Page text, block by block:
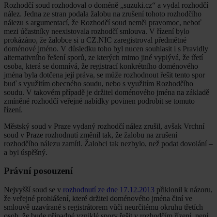
Rozhodčí soud rozhodoval o doméně „suzuki.cz“ a vydal rozhodčí
nález. Jedna ze stran podala žalobu na zrušení tohoto rozhodčího
nálezu s argumentací, že Rozhodčí soud neměl pravomoc, neboť
mezi účastníky neexistovala rozhodčí smlouva. V řízení bylo
prokázáno, že žalobce si u CZ.NIC zaregistroval předmětné
doménové jméno. V důsledku toho byl nucen souhlasit i s Pravidly
alternativního řešení sporů, ze kterých mimo jiné vyplývá, že třetí
osoba, která se domnívá, že registrací konkrétního doménového
jména byla dotčena její práva, se může rozhodnout řešit tento spor
buď s využitím obecného soudu, nebo s využitím Rozhodčího
soudu. V takovém případě je držitel doménového jména na základě
zmíněné rozhodčí veřejné nabídky povinen podrobit se tomuto
řízení.
Městský soud v Praze vydaný rozhodčí nález zrušil, avšak Vrchní
soud v Praze rozhodnutí změnil tak, že žalobu na zrušení
rozhodčího nálezu zamítl. Žalobci tak nezbylo, než podat dovolání –
a byl úspěšný.
Právní posouzení
Nejvyšší soud se v rozhodnutí ze dne 17.12.2013 přiklonil k názoru,
že veřejné prohlášení, které držitel doménového jména činí ve
smlouvě uzavírané s registrátorem vůči neurčitému okruhu třetích